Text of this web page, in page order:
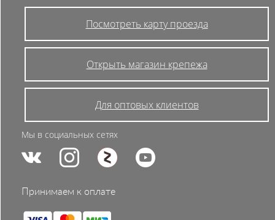
Посмотреть карту проезда
Открыть магазин крепежа
Для оптовых клиентов
Мы в социальных сетях
Принимаем к оплате